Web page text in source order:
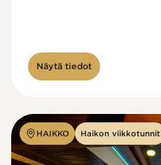
Näytä tiedot
HAIKKO Haikon viikkotunnit